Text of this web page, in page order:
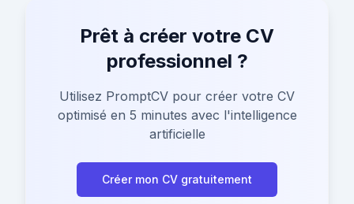
Prêt à créer votre CV
professionnel ?
Utilisez PromptCV pour créer votre CV
optimisé en 5 minutes avec l'intelligence
artificielle
Créer mon CV gratuitement